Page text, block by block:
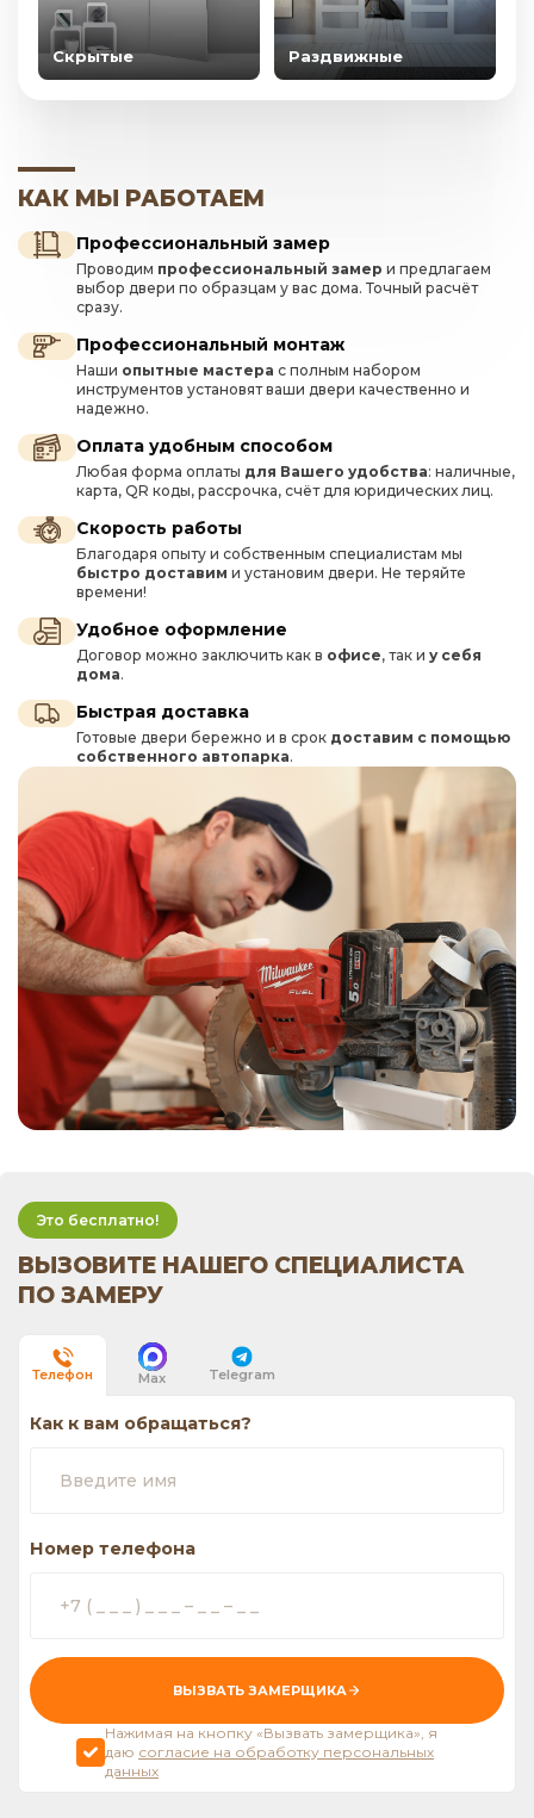
Скрытые Раздвижные
КАК МЫ РАБОТАЕМ
Профессиональный замер
Проводим профессиональный замер и предлагаем
выбор двери по образцам у вас дома. Точный расчёт
сразу.
Профессиональный монтаж
Наши опытные мастера с полным набором
инструментов установят ваши двери качественно и
надежно.
Оплата удобным способом
Любая форма оплаты для Вашего удобства: наличные,
карта, QR коды, рассрочка, счёт для юридических лиц.
Скорость работы
Благодаря опыту и собственным специалистам мы
быстро доставим и установим двери. Не теряйте
времени!
Удобное оформление
Договор можно заключить как в офисе, так и у себя
дома.
Быстрая доставка
Готовые двери бережно и в срок доставим с помощью
собственного автопарка.
Это бесплатно!
ВЫЗОВИТЕ НАШЕГО СПЕЦИАЛИСТА
ПО ЗАМЕРУ
Телефон Max Telegram
Как к вам обращаться?
Номер телефона
ВЫЗВАТЬ ЗАМЕРЩИКА
Нажимая на кнопку «Вызвать замерщика», я
даю согласие на обработку персональных
данных